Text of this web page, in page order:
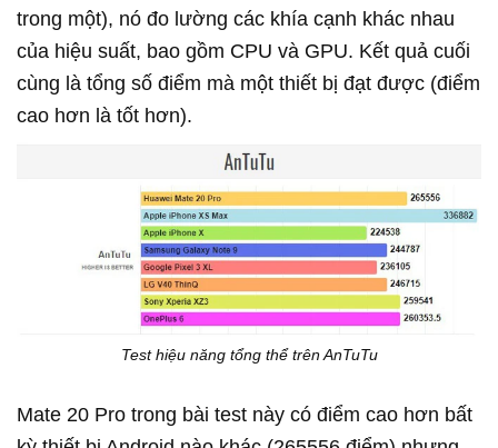
trong một), nó đo lường các khía cạnh khác nhau
của hiệu suất, bao gồm CPU và GPU. Kết quả cuối
cùng là tổng số điểm mà một thiết bị đạt được (điểm
cao hơn là tốt hơn).
Test hiệu năng tổng thể trên AnTuTu
Mate 20 Pro trong bài test này có điểm cao hơn bất